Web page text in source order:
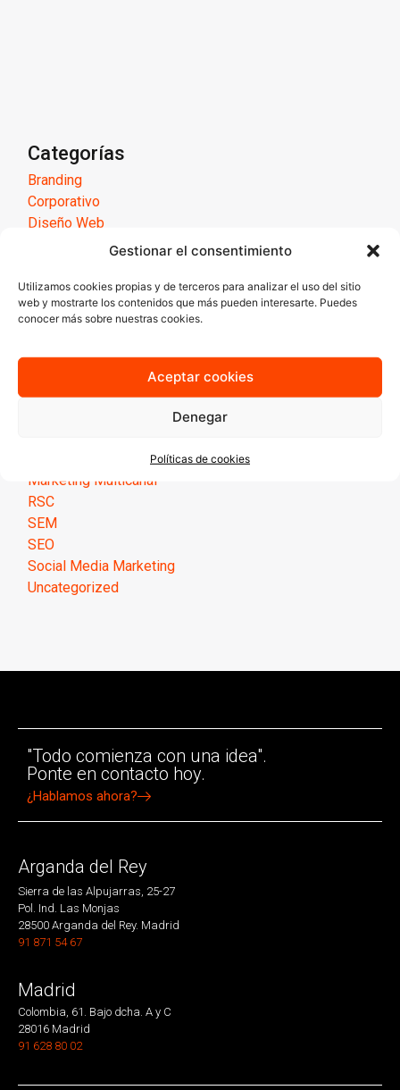
Gestionar el consentimiento
Utilizamos cookies propias y de terceros para analizar el uso del sitio
web y mostrarte los contenidos que más pueden interesarte. Puedes
conocer más sobre nuestras cookies.
Aceptar cookies
Denegar
Políticas de cookies
Categorías
Branding
Corporativo
Diseño Web
Email Marketing
ESTRATEGIA DIGITAL
Google Adwords
Marketing
Marketing de contenidos
Marketing Multicanal
RSC
SEM
SEO
Social Media Marketing
Uncategorized
"Todo comienza con una idea".
Ponte en contacto hoy.
¿Hablamos ahora?
Arganda del Rey
Sierra de las Alpujarras, 25-27
Pol. Ind. Las Monjas
28500 Arganda del Rey. Madrid
91 871 54 67
Madrid
Colombia, 61. Bajo dcha. A y C
28016 Madrid
91 628 80 02